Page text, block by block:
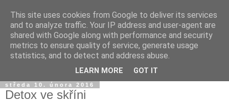
středa 10. února 2016
Detox ve skříni
This site uses cookies from Google to deliver its services
and to analyze traffic. Your IP address and user-agent are
shared with Google along with performance and security
metrics to ensure quality of service, generate usage
statistics, and to detect and address abuse.
LEARN MORE GOT IT